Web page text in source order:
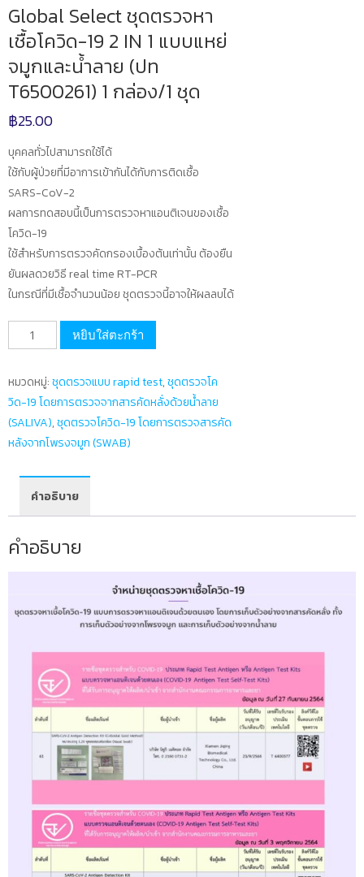
Global Select ชุดตรวจหา
เชื้อโควิด-19 2 IN 1 แบบแหย่
จมูกและน้ำลาย (ปท
T6500261) 1 กล่อง/1 ชุด
฿25.00
บุคคลทั่วไปสามารถใช้ได้
ใช้กับผู้ป่วยที่มีอาการเข้ากันได้กับการติดเชื้อ
SARS-CoV-2
ผลการทดสอบนี้เป็นการตรวจหาแอนติเจนของเชื้อ
โควิด-19
ใช้สำหรับการตรวจคัดกรองเบื้องต้นเท่านั้น ต้องยืน
ยันผลดวยวิธี real time RT-PCR
ในกรณีที่มีเชื้อจำนวนน้อย ชุดตรวจนี้อาจให้ผลลบได้
จำนวน
Global
ชุด
ตรวจ
หา
เชื้อ
วิด-19
2
1
จมูก
น้ำลาย
T6500261)
กล่อง/1
หยิบใส่ตะกร้า
หมวดหมู่:ชุดตรวจแบบ rapid test,ชุดตรวจโค
วิด-19 โดยการตรวจจากสารคัดหลั่งด้วยน้ำลาย
(SALIVA),ชุดตรวจโควิด-19 โดยการตรวจสารคัด
หลังจากโพรงจมูก (SWAB)
คำอธิบาย
คำอธิบาย